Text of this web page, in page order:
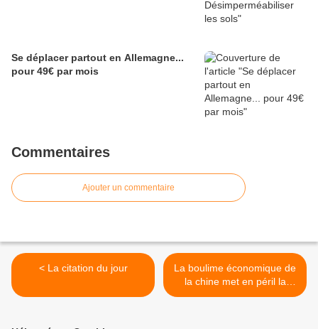
Se déplacer partout en Allemagne...
pour 49€ par mois
Commentaires
Ajouter un commentaire
< La citation du jour
La boulime économique de
la chine met en péril la
planète >